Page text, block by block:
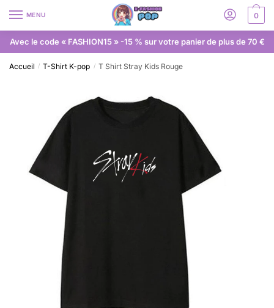
MENU 0
Avec le code « FASHION15 » -15 % sur votre panier de plus de 70 €
Accueil / T-Shirt K-pop / T Shirt Stray Kids Rouge